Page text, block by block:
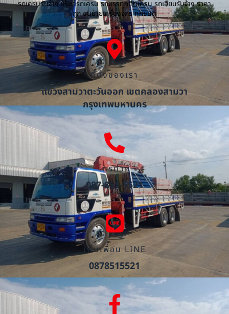
รถเครนรับจ้าง ให้เช่ารถเครน รถบรรทุกติดเครน รถเฮี๊ยบรับจ้าง ราคา
ถูก ขนย้ายเครื่องจักร ทุกชนิด
ที่ตั้งของเรา
แขวงสามวาตะวันออก เขตคลองสามวา
กรุงเทพมหานคร
โทรด่วน
087-851-5521
เพิ่มเพื่อน LINE
0878515521